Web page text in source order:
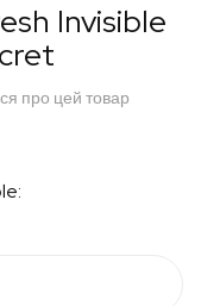
Invisible
про цей товар